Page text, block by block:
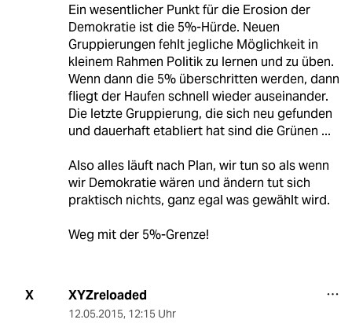
Ein wesentlicher Punkt für die Erosion der
Demokratie ist die 5%-Hürde. Neuen
Gruppierungen fehlt jegliche Möglichkeit in
kleinem Rahmen Politik zu lernen und zu üben.
Wenn dann die 5% überschritten werden, dann
fliegt der Haufen schnell wieder auseinander.
Die letzte Gruppierung, die sich neu gefunden
und dauerhaft etabliert hat sind die Grünen ...
Also alles läuft nach Plan, wir tun so als wenn
wir Demokratie wären und ändern tut sich
praktisch nichts, ganz egal was gewählt wird.
Weg mit der 5%-Grenze!
X XYZreloaded
12.05.2015, 12:15 Uhr